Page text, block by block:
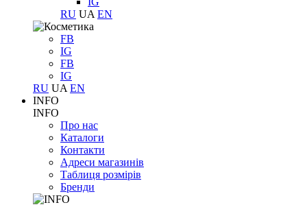
RU UA EN
FB
IG
FB
IG
RU UA EN
INFO
INFO
Про нас
Каталоги
Контакти
Адреси магазинів
Таблиця розмірів
Бренди